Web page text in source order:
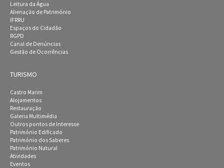
Leitura da Água
Alienação de Património
IFRRU
Espaços do Cidadão
RGPD
Canal de Denúncias
Gestão de Ocorrências
TURISMO
Castro Marim
Alojamentos
Restauração
Galeria Multimédia
Outros pontos de Interesse
Património Edificado
Património dos Saberes
Património Natural
Atividades
Eventos